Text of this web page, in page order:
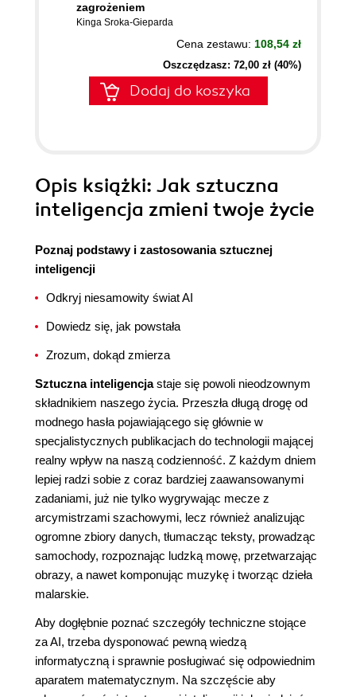
zagrożeniem
Kinga Sroka-Gieparda
Cena zestawu: 108,54 zł
Oszczędzasz: 72,00 zł (40%)
Dodaj do koszyka
Opis książki: Jak sztuczna
inteligencja zmieni twoje życie
Poznaj podstawy i zastosowania sztucznej
inteligencji
Odkryj niesamowity świat AI
Dowiedz się, jak powstała
Zrozum, dokąd zmierza
Sztuczna inteligencjastaje się powoli nieodzownym
składnikiem naszego życia. Przeszła długą drogę od
modnego hasła pojawiającego się głównie w
specjalistycznych publikacjach do technologii mającej
realny wpływ na naszą codzienność. Z każdym dniem
lepiej radzi sobie z coraz bardziej zaawansowanymi
zadaniami, już nie tylko wygrywając mecze z
arcymistrzami szachowymi, lecz również analizując
ogromne zbiory danych, tłumacząc teksty, prowadząc
samochody, rozpoznając ludzką mowę, przetwarzając
obrazy, a nawet komponując muzykę i tworząc dzieła
malarskie.
Aby dogłębnie poznać szczegóły techniczne stojące
za AI, trzeba dysponować pewną wiedzą
informatyczną i sprawnie posługiwać się odpowiednim
aparatem matematycznym. Na szczęście aby